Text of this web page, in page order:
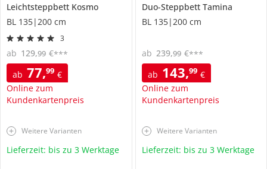
Leichtsteppbett Kosmo
BL 135|200 cm
3
ab 77,99 €
Online zum
Kundenkartenpreis
ab 129,99 €***
Weitere Varianten
Lieferzeit: bis zu 3 Werktage
Duo-Steppbett Tamina
BL 135|200 cm
ab 143,99 €
Online zum
Kundenkartenpreis
ab 239,99 €***
Weitere Varianten
Lieferzeit: bis zu 3 Werktage